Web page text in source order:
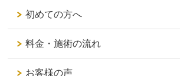
初めての方へ
料金・施術の流れ
お客様の声